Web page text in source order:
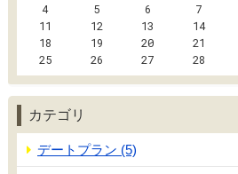
4
5 6 7
11
12 13 14
18
19 20 21
25
26 27 28
カテゴリ
デートプラン (5)